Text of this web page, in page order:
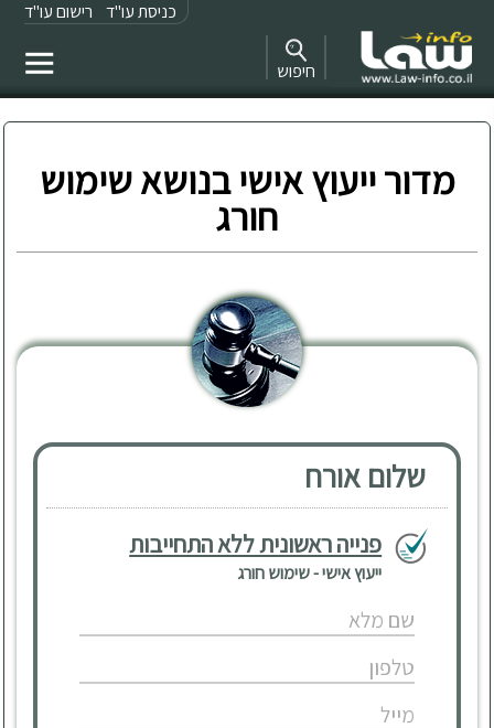
כניסת עו"ד רישום עו"ד
חיפוש
מדור ייעוץ אישי בנושא שימוש
חורג
שלום אורח
פנייה ראשונית ללא התחייבות
ייעוץ אישי - שימוש חורג